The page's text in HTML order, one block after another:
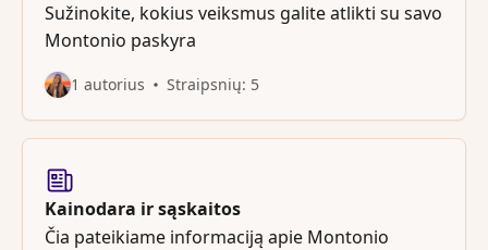
Sužinokite, kokius veiksmus galite atlikti su savo
Montonio paskyra
1 autorius Straipsnių: 5
Kainodara ir sąskaitos
Čia pateikiame informaciją apie Montonio